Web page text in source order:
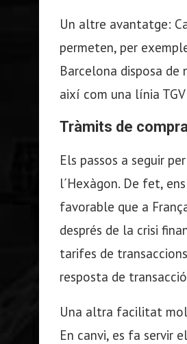
Un altre avantatge:
permeten, per
Barcelona disposa de
així com una línia
Tràmits de
Els passos a seguir
l´Hexàgon. De fet,
favorable que a
després de la crisi
tarifes de
resposta de
Una altra facilitat
En canvi, es fa servir